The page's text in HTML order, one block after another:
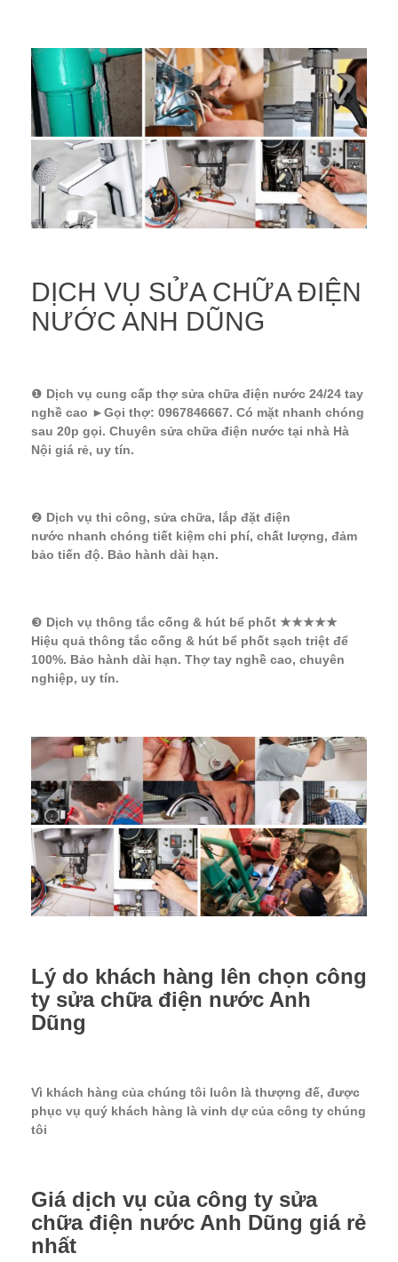
DỊCH VỤ SỬA CHỮA ĐIỆN
NƯỚC ANH DŨNG
❶ Dịch vụ cung cấp thợ sửa chữa điện nước 24/24 tay
nghề cao ►Gọi thợ: 0967846667. Có mặt nhanh chóng
sau 20p gọi. Chuyên sửa chữa điện nước tại nhà Hà
Nội giá rẻ, uy tín.
❷ Dịch vụ thi công, sửa chữa, lắp đặt điện
nước nhanh chóng tiết kiệm chi phí, chất lượng, đảm
bảo tiến độ. Bảo hành dài hạn.
❸ Dịch vụ thông tắc cống & hút bể phốt ★★★★★
Hiệu quả thông tắc cống & hút bể phốt sạch triệt để
100%. Bảo hành dài hạn. Thợ tay nghề cao, chuyên
nghiệp, uy tín.
Lý do khách hàng lên chọn công
ty sửa chữa điện nước Anh
Dũng
Vì khách hàng của chúng tôi luôn là thượng đế, được
phục vụ quý khách hàng là vinh dự của công ty chúng
tôi
Giá dịch vụ của công ty sửa
chữa điện nước Anh Dũng giá rẻ
nhất